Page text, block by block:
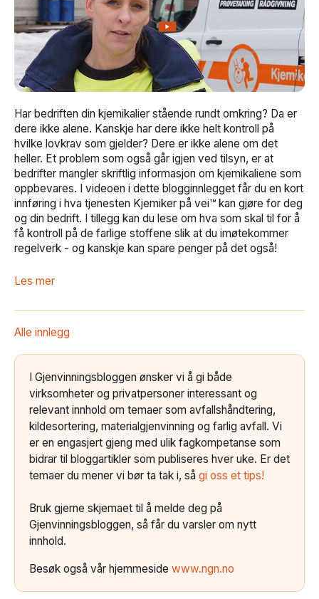
Har bedriften din kjemikalier stående rundt omkring? Da er
dere ikke alene. Kanskje har dere ikke helt kontroll på
hvilke lovkrav som gjelder? Dere er ikke alene om det
heller. Et problem som også går igjen ved tilsyn, er at
bedrifter mangler skriftlig informasjon om kjemikaliene som
oppbevares. I videoen i dette blogginnlegget får du en kort
innføring i hva tjenesten Kjemiker på vei™ kan gjøre for deg
og din bedrift. I tillegg kan du lese om hva som skal til for å
få kontroll på de farlige stoffene slik at du imøtekommer
regelverk - og kanskje kan spare penger på det også!
Les mer
Alle innlegg
I Gjenvinningsbloggen ønsker vi å gi både
virksomheter og privatpersoner interessant og
relevant innhold om temaer som avfallshåndtering,
kildesortering, materialgjenvinning og farlig avfall. Vi
er en engasjert gjeng med ulik fagkompetanse som
bidrar til bloggartikler som publiseres hver uke. Er det
temaer du mener vi bør ta tak i, så gi oss et tips!
Bruk gjerne skjemaet til å melde deg på
Gjenvinningsbloggen, så får du varsler om nytt
innhold.
Besøk også vår hjemmeside www.ngn.no